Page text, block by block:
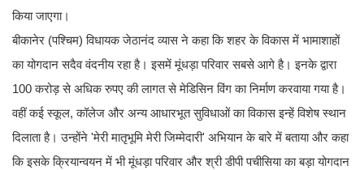
किया जाएगा।
बीकानेर (पश्चिम) विधायक जेठानंद व्यास ने कहा कि शहर के विकास में भामाशाहों
का योगदान सदैव वंदनीय रहा है। इसमें मूंधड़ा परिवार सबसे आगे है। इनके द्वारा
100 करोड़ से अधिक रुपए की लागत से मेडिसिन विंग का निर्माण करवाया गया है।
वहीं कई स्कूल, कॉलेज और अन्य आधारभूत सुविधाओं का विकास इन्हें विशेष स्थान
दिलाता है। उन्होंने 'मेरी मातृभूमि मेरी जिम्मेदारी' अभियान के बारे में बताया और कहा
कि इसके क्रियान्वयन में भी मूंधड़ा परिवार और श्री डीपी पचीसिया का बड़ा योगदान